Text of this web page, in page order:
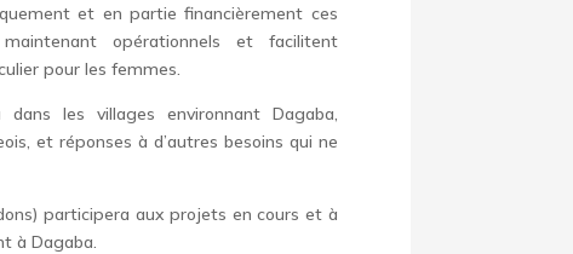
et en partie financièrement ces
opérationnels et facilitent
pour les femmes.
les villages environnant Dagaba,
et réponses à d’autres besoins qui ne
participera aux projets en cours et à
à Dagaba.